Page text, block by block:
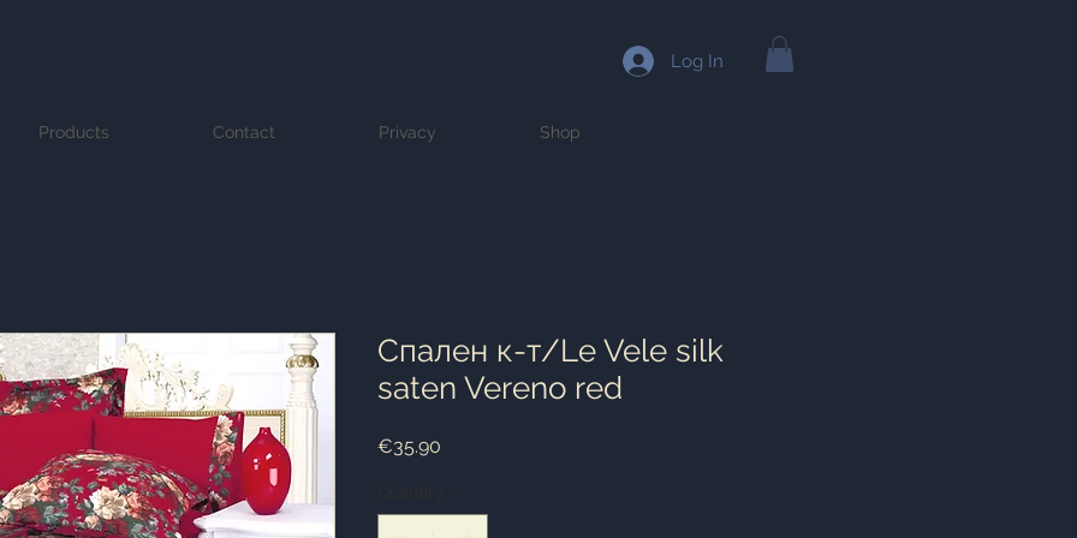
Log In
Products Contact Privacy Shop
Cпален к-т/Le Vele silk
saten Vereno red
€35.90